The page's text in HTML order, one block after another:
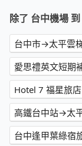
除了 台中機場
台中市→太平雲
愛思禮英文短期
Hotel 7 福星旅
高鐵台中站→太
台中逢甲葉綠宿